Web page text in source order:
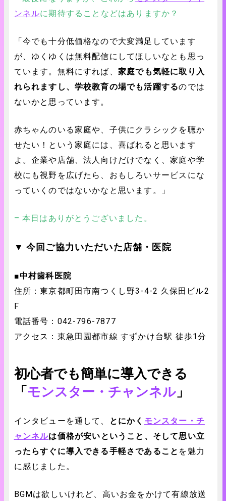
ンネルに期待することなどはありますか？
「今でも十分低価格なので大変満足しています
が、ゆくゆくは無料配信にしてほしいなとも思っ
ています。無料にすれば、 家庭でも気軽に取り入
れられますし、学校教育の場でも活躍するのでは
ないかと思っています。
赤ちゃんのいる家庭や、子供にクラシックを聴か
せたい！という家庭には、喜ばれると思います
よ。企業や店舗、法人向けだけでなく、家庭や学
校にも視野を広げたら、おもしろいサービスにな
っていくのではないかなと思います。」
– 本日はありがとうございました。
▼ 今回ご協力いただいた店舗・医院
■中村歯科医院
住所：東京都町田市南つくし野3-4-2 久保田ビル2
F
電話番号：042-796-7877
アクセス：東急田園都市線 すずかけ台駅 徒歩1分
初心者でも簡単に導入できる
「 モンスター・チャンネル」
インタビューを通して、 とにかく モンスター・チ
ャンネルは価格が安いということ、そして思い立
ったらすぐに導入できる手軽さであること を魅力
に感じました。
BGMは欲しいけれど、高いお金をかけて有線放送